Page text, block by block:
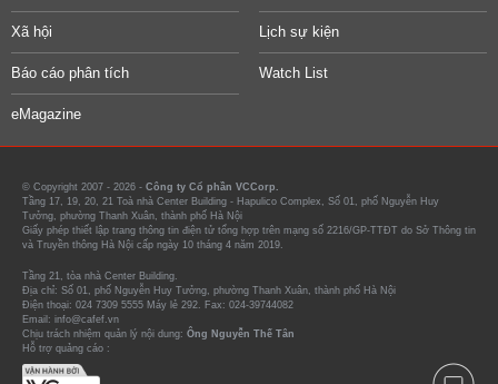
Xã hội Lịch sự kiện
Báo cáo phân tích Watch List
eMagazine
© Copyright 2007 - 2026 - Công ty Cổ phần VCCorp.
Tầng 17, 19, 20, 21 Toà nhà Center Building - Hapulico Complex, Số 01, phố Nguyễn Huy
Tưởng, phường Thanh Xuân, thành phố Hà Nội
Giấy phép thiết lập trang thông tin điện tử tổng hợp trên mạng số 2216/GP-TTĐT do Sở Thông tin
và Truyền thông Hà Nội cấp ngày 10 tháng 4 năm 2019.
Tầng 21, tòa nhà Center Building.
Địa chỉ: Số 01, phố Nguyễn Huy Tưởng, phường Thanh Xuân, thành phố Hà Nội
Điện thoại: 024 7309 5555 Máy lẻ 292. Fax: 024-39744082
Email: info@cafef.vn
Chịu trách nhiệm quản lý nội dung: Ông Nguyễn Thế Tân
Hỗ trợ quảng cáo :